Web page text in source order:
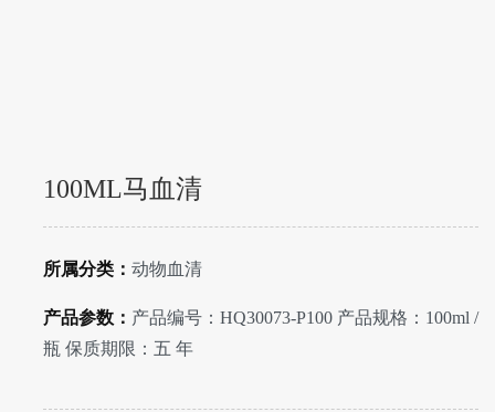
100ML马血清
所属分类： 动物血清
产品参数： 产品编号：HQ30073-P100 产品规格：100ml /
瓶 保质期限：五 年